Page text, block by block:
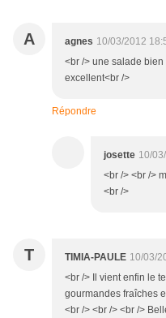
A agnes 10/03/2012
<br /> une salade
excellent<br />
Répondre
josette 10/
<br /> <br />
<br />
T TIMIA-PAULE 10/03/
<br /> Il vient enfin le
gourmandes fraîches
<br /> <br /> <br />